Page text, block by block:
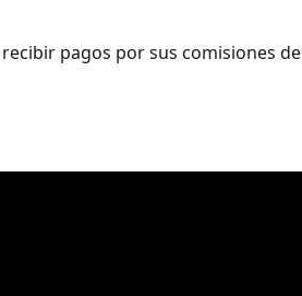
pagos por sus comisiones de